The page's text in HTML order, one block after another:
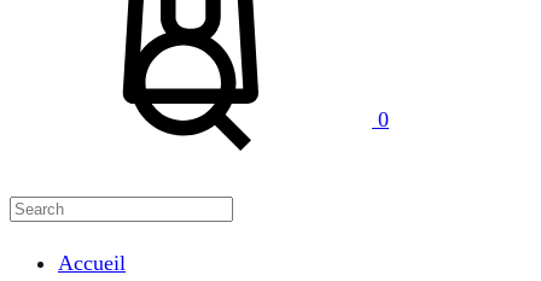
0
Accueil